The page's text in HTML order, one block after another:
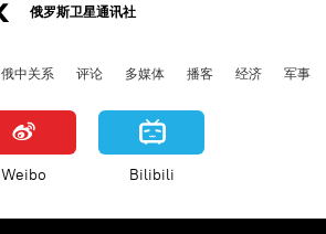
俄罗斯卫星通讯社
俄中关系 评论 多媒体 播客 经济 军事
Weibo Bilibili